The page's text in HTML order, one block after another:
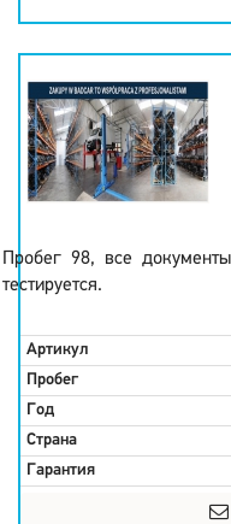
Пробег 98, все
тестируется.
Артикул
Пробег
Год
Страна
Гарантия